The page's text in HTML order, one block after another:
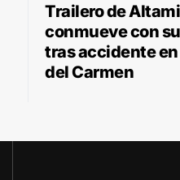
Trailero de
conmueve con
tras accidente
del Carmen